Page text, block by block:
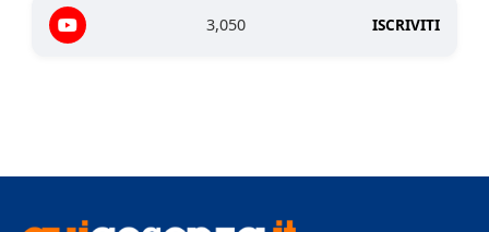
3,050 ISCRIVITI